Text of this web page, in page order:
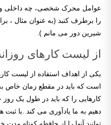
عوامل محرک شخصی، چه داخلی و
را برطرف کنبد (به عنوان مثال ،
شیرین دور می مانم ).
از لیست کارهای
یکی از اهداف استفاده از لیست
است که باید در مقطع زمان خاص
کارهایی را که باید در طول یک
دهیم به ما یادآوری می کند .با